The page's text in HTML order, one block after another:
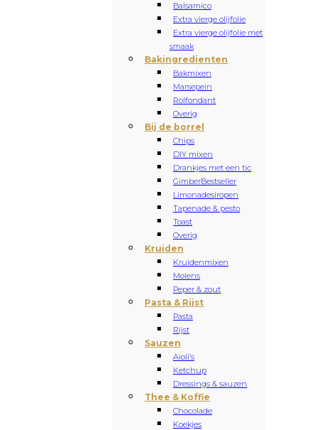
Balsamico
Extra vierge olijfolie
Extra vierge olijfolie met
smaak
Bakingredienten
Bakmixen
Marsepein
Rolfondant
Overig
Bij de borrel
Chips
DIY mixen
Drankjes met een tic
GimberBestseller
Limonadesiropen
Tapenade & pesto
Toast
Overig
Kruiden
Kruidenmixen
Molens
Peper & zout
Pasta & Rijst
Pasta
Rijst
Sauzen
Aioli’s
Ketchup
Dressings & sauzen
Thee & Koffie
Chocolade
Koekjes